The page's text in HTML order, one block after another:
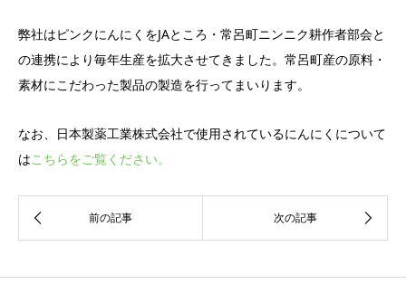
弊社はピンクにんにくをJAところ・常呂町ニンニク耕作者部会と
の連携により毎年生産を拡大させてきました。常呂町産の原料・
素材にこだわった製品の製造を行ってまいります。
なお、日本製薬工業株式会社で使用されているにんにくについて
はこちらをご覧ください。